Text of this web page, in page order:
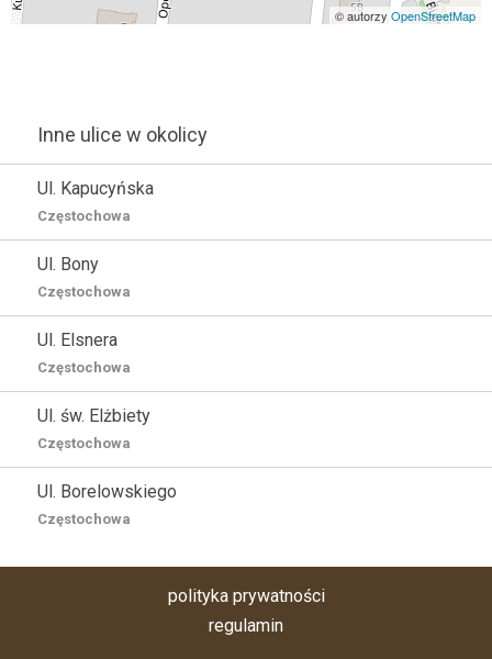
© autorzy OpenStreetMap
Inne ulice w okolicy
Ul. Kapucyńska
Częstochowa
Ul. Bony
Częstochowa
Ul. Elsnera
Częstochowa
Ul. św. Elżbiety
Częstochowa
Ul. Borelowskiego
Częstochowa
polityka prywatności
regulamin